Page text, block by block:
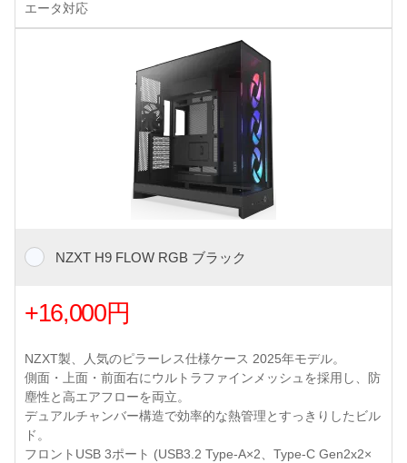
エータ対応
NZXT H9 FLOW RGB ブラック
+16,000円
NZXT製、人気のピラーレス仕様ケース 2025年モデル。
側面・上面・前面右にウルトラファインメッシュを採用し、防
塵性と高エアフローを両立。
デュアルチャンバー構造で効率的な熱管理とすっきりしたビル
ド。
フロントUSB 3ポート (USB3.2 Type-A×2、Type-C Gen2x2×